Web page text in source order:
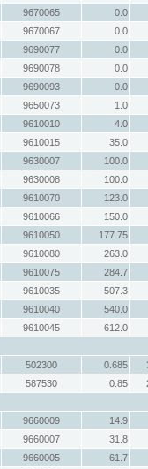
9670065
0.0
9670067
0.0
9690077
0.0
9690078
0.0
9690093
0.0
9650073
1.0
9610010
4.0
9610015
35.0
9630007
100.0
9630008
100.0
9610070
123.0
9610066
150.0
9610050
177.75
9610080
263.0
9610075
284.7
9610035
507.3
9610040
540.0
9610045
612.0
502300 0.685
587530 0.85
9660009
14.9
9660007
31.8
9660005
61.7